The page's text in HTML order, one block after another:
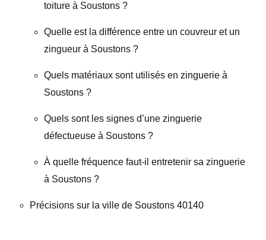
toiture à Soustons ?
Quelle est la différence entre un couvreur et un
zingueur à Soustons ?
Quels matériaux sont utilisés en zinguerie à
Soustons ?
Quels sont les signes d’une zinguerie
défectueuse à Soustons ?
À quelle fréquence faut-il entretenir sa zinguerie
à Soustons ?
Précisions sur la ville de Soustons 40140